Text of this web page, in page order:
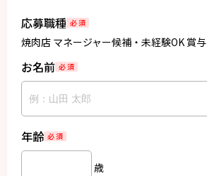
応募職種 必 須
焼肉店 マネージャー候補・未経験OK 賞与
お名前 必 須
年齢 必 須
歳